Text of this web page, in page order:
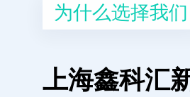
为什么选择我们
上海鑫科汇